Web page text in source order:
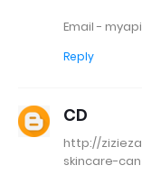
Email -
Reply
CD
http://
skincare-